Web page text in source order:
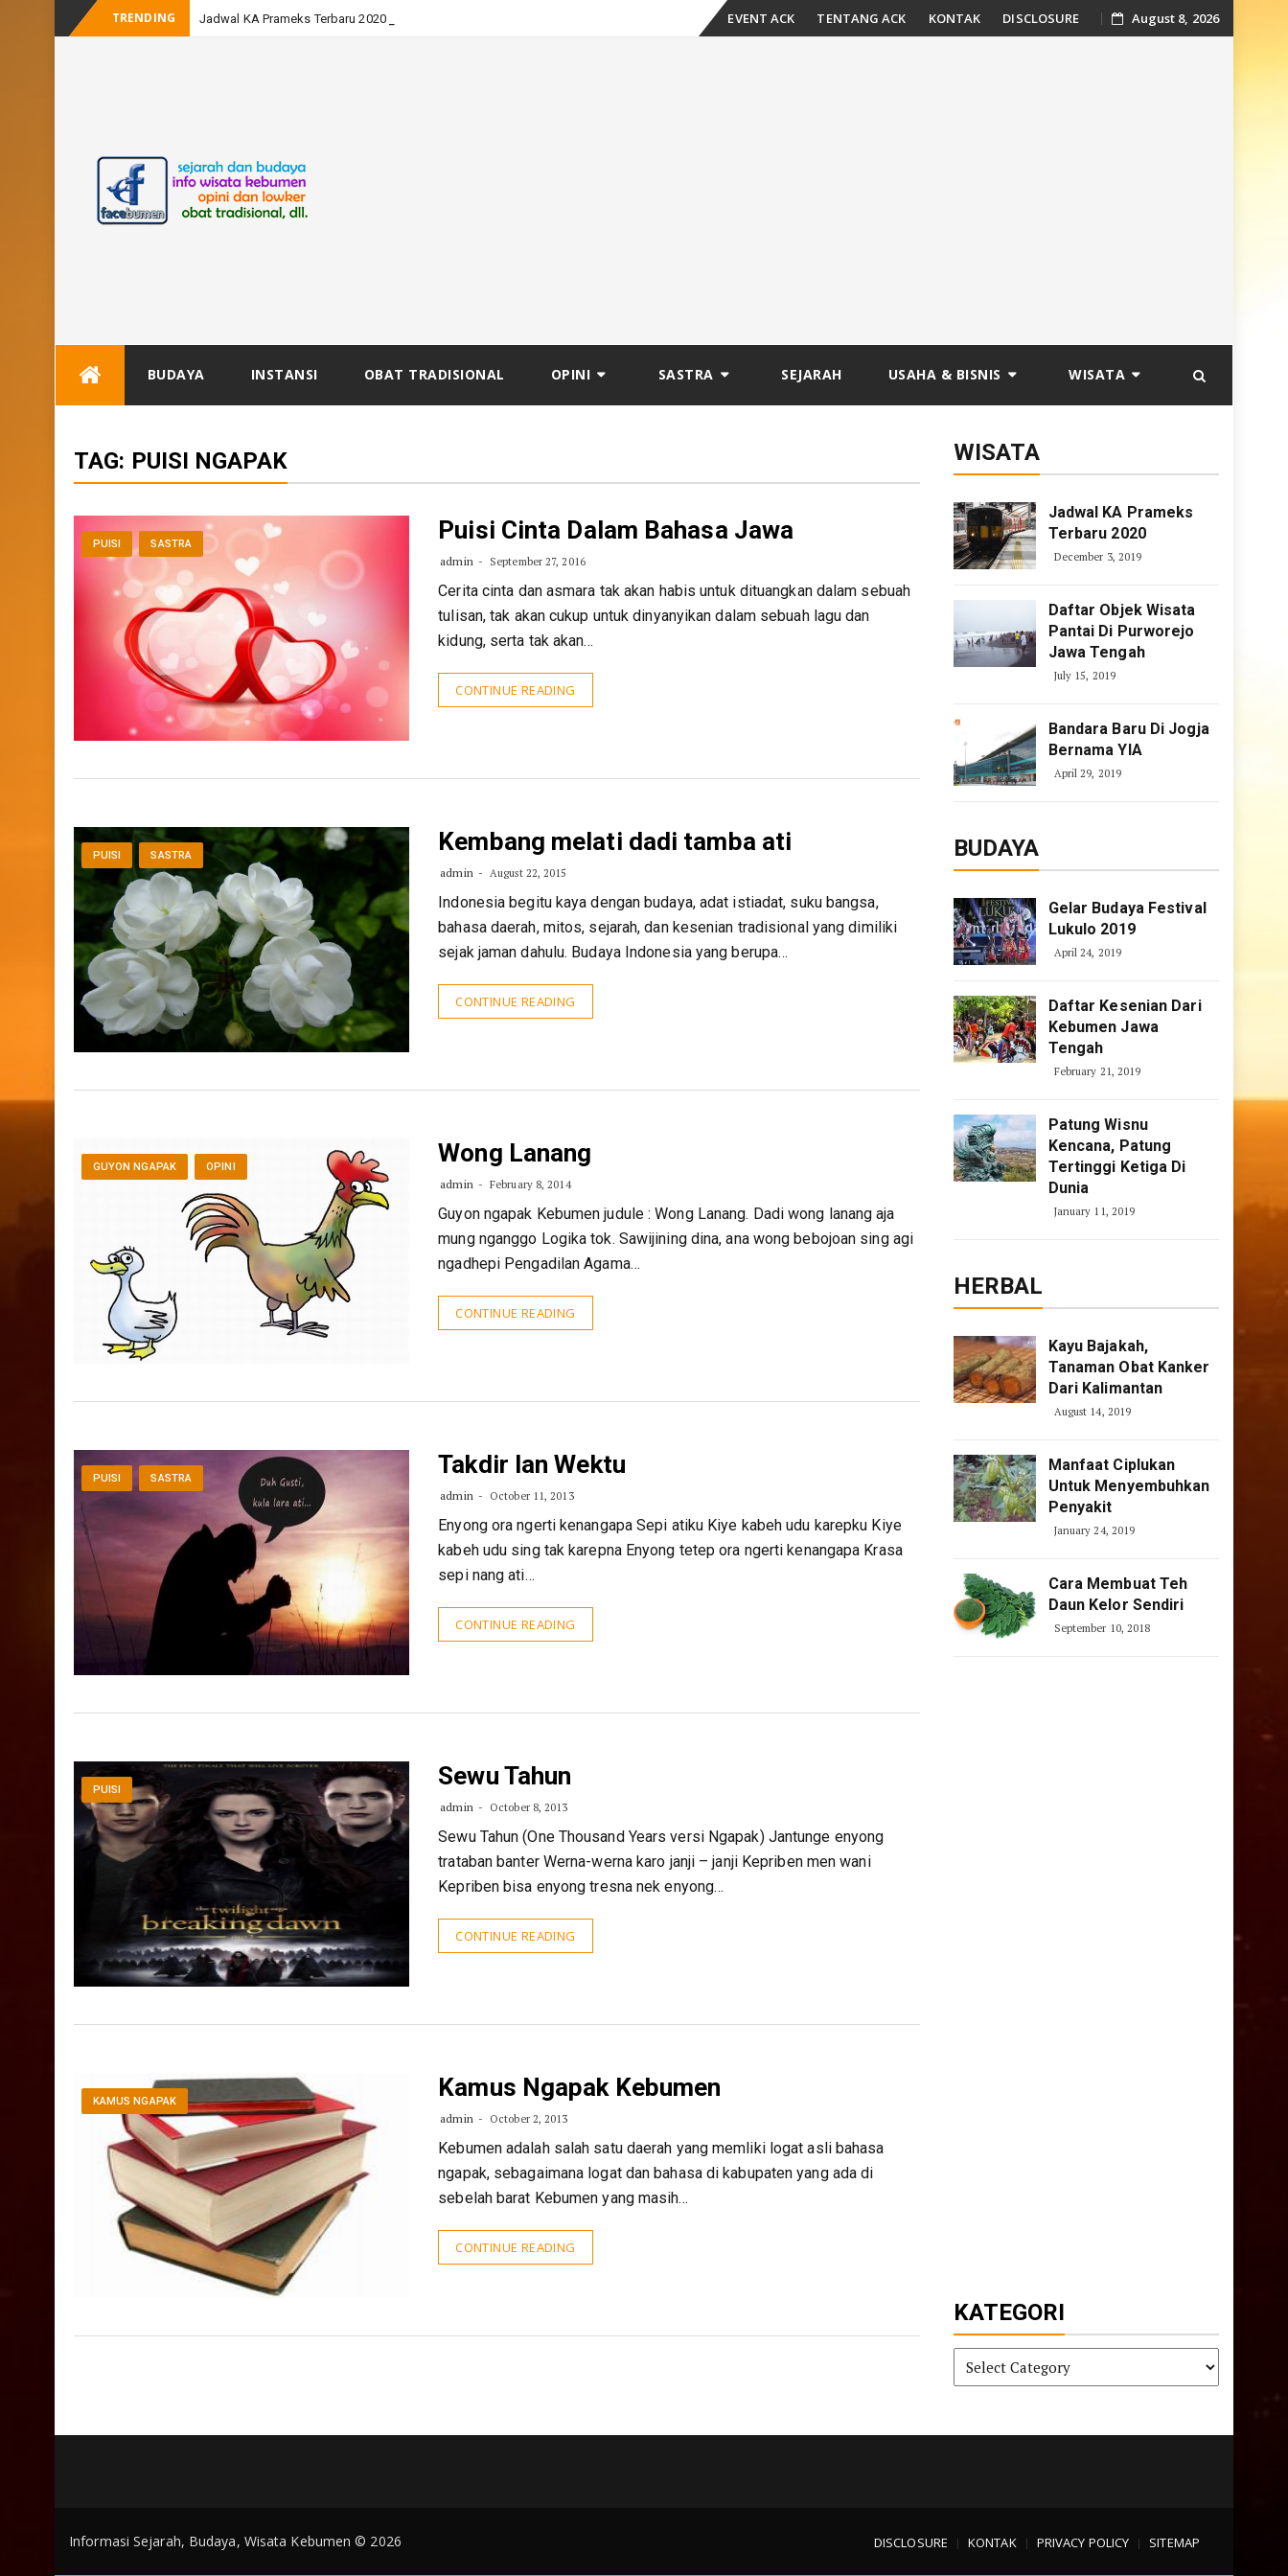
TRENDING Jadwal KA Prameks Terbaru 2020 SkipEVENT ACK TENTANG ACK KONTAK DISCLOSURE August 8, 2026
BUDAYA INSTANSI OBAT TRADISIONAL OPINI SASTRA SEJARAH USAHA & BISNIS WISATA
TAG: PUISI NGAPAK
PUISI SASTRA Puisi Cinta Dalam Bahasa Jawa
admin September 27, 2016
Cerita cinta dan asmara tak akan habis untuk dituangkan dalam sebuah
tulisan, tak akan cukup untuk dinyanyikan dalam sebuah lagu dan
kidung, serta tak akan…
CONTINUE READING
PUISI SASTRA Kembang melati dadi tamba ati
admin August 22, 2015
Indonesia begitu kaya dengan budaya, adat istiadat, suku bangsa,
bahasa daerah, mitos, sejarah, dan kesenian tradisional yang dimiliki
sejak jaman dahulu. Budaya Indonesia yang berupa…
CONTINUE READING
GUYON NGAPAK OPINI Wong Lanang
admin February 8, 2014
Guyon ngapak Kebumen judule : Wong Lanang. Dadi wong lanang aja
mung nganggo Logika tok. Sawijining dina, ana wong bebojoan sing agi
ngadhepi Pengadilan Agama…
CONTINUE READING
PUISI SASTRA Takdir lan Wektu
admin October 11, 2013
Enyong ora ngerti kenangapa Sepi atiku Kiye kabeh udu karepku Kiye
kabeh udu sing tak karepna Enyong tetep ora ngerti kenangapa Krasa
sepi nang ati…
CONTINUE READING
PUISI Sewu Tahun
admin October 8, 2013
Sewu Tahun (One Thousand Years versi Ngapak) Jantunge enyong
trataban banter Werna-werna karo janji – janji Kepriben men wani
Kepriben bisa enyong tresna nek enyong…
CONTINUE READING
KAMUS NGAPAK Kamus Ngapak Kebumen
admin October 2, 2013
Kebumen adalah salah satu daerah yang memliki logat asli bahasa
ngapak, sebagaimana logat dan bahasa di kabupaten yang ada di
sebelah barat Kebumen yang masih…
CONTINUE READING
WISATA
Jadwal KA Prameks
Terbaru 2020
December 3, 2019
Daftar Objek Wisata
Pantai Di Purworejo
Jawa Tengah
July 15, 2019
Bandara Baru Di Jogja
Bernama YIA
April 29, 2019
BUDAYA
Gelar Budaya Festival
Lukulo 2019
April 24, 2019
Daftar Kesenian Dari
Kebumen Jawa
Tengah
February 21, 2019
Patung Wisnu
Kencana, Patung
Tertinggi Ketiga Di
Dunia
January 11, 2019
HERBAL
Kayu Bajakah,
Tanaman Obat Kanker
Dari Kalimantan
August 14, 2019
Manfaat Ciplukan
Untuk Menyembuhkan
Penyakit
January 24, 2019
Cara Membuat Teh
Daun Kelor Sendiri
September 10, 2018
KATEGORI
KATEGORI
DISCLOSURE KONTAK PRIVACY POLICY SITEMAP
Informasi Sejarah, Budaya, Wisata Kebumen © 2026